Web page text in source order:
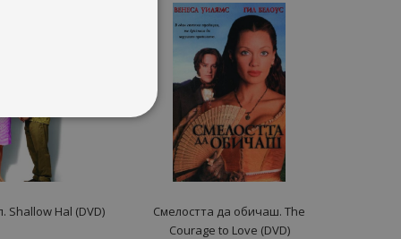
Shallow Hal (DVD)
Смелостта да обичаш. The
Courage to Love (DVD)